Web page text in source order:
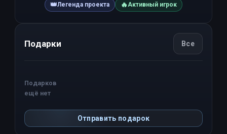
👑Легенда проекта 🔥Активный игрок
Подарки Все
Подарков
ещё нет
Отправить подарок